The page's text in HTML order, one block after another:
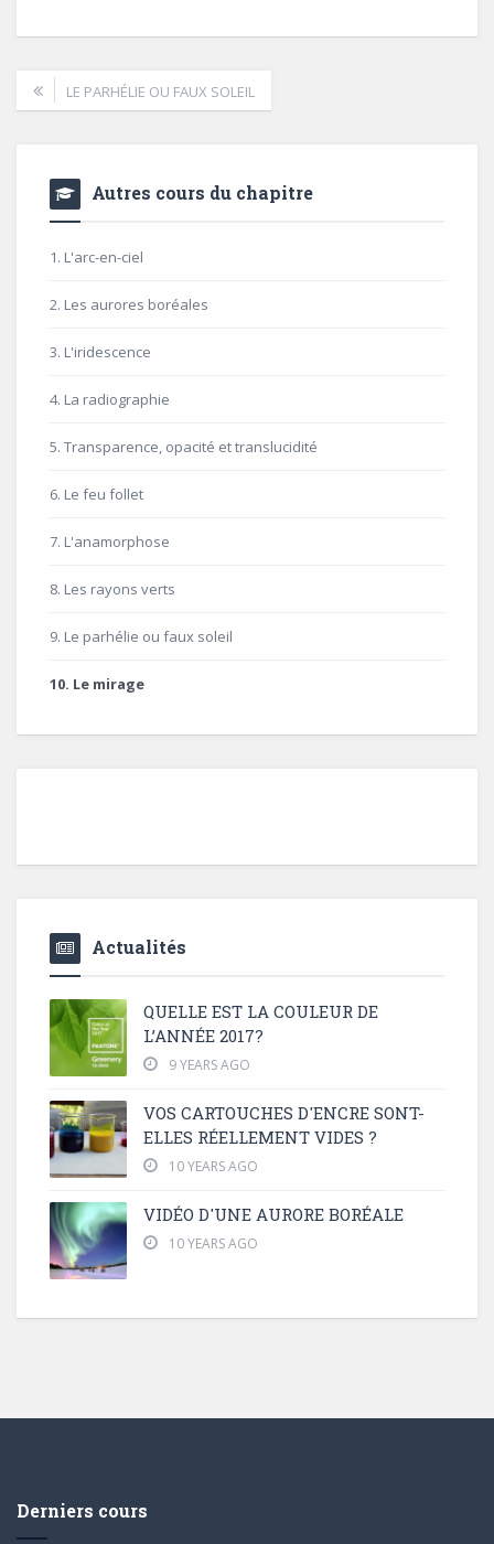
LE PARHÉLIE OU FAUX SOLEIL
Autres cours du chapitre
1. L'arc-en-ciel
2. Les aurores boréales
3. L'iridescence
4. La radiographie
5. Transparence, opacité et translucidité
6. Le feu follet
7. L'anamorphose
8. Les rayons verts
9. Le parhélie ou faux soleil
10. Le mirage
Actualités
QUELLE EST LA COULEUR DE
L’ANNÉE 2017?
9 YEARS AGO
VOS CARTOUCHES D'ENCRE SONT-
ELLES RÉELLEMENT VIDES ?
10 YEARS AGO
VIDÉO D'UNE AURORE BORÉALE
10 YEARS AGO
Derniers cours